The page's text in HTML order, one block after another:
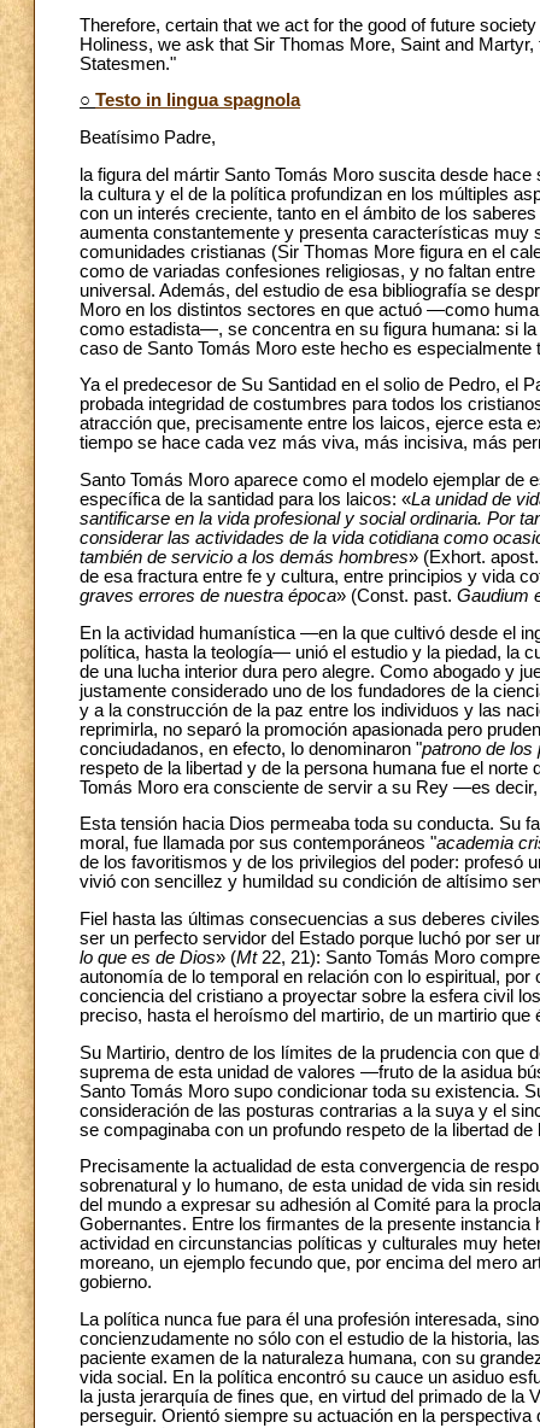
Therefore, certain that we act for the good of future
Holiness, we ask that Sir Thomas More, Saint and
Statesmen."
○ Testo in lingua spagnola
Beatísimo Padre,
la figura del mártir Santo Tomás Moro suscita desde
la cultura y el de la política profundizan en los múltiples
con un interés creciente, tanto en el ámbito de los
aumenta constantemente y presenta características muy
comunidades cristianas (Sir Thomas More figura en el
como de variadas confesiones religiosas, y no faltan
universal. Además, del estudio de esa bibliografía se
Moro en los distintos sectores en que actuó —como
como estadista—, se concentra en su figura humana: si
caso de Santo Tomás Moro este hecho es especialmente
Ya el predecesor de Su Santidad en el solio de Pedro, el
probada integridad de costumbres para todos los
atracción que, precisamente entre los laicos, ejerce esta
tiempo se hace cada vez más viva, más incisiva, más
Santo Tomás Moro aparece como el modelo ejemplar de
específica de la santidad para los laicos: «La unidad de
santificarse en la vida profesional y social ordinaria. Por
considerar las actividades de la vida cotidiana como
también de servicio a los demás hombres» (Exhort.
de esa fractura entre fe y cultura, entre principios y vida
graves errores de nuestra época» (Const. past. Gaudium
En la actividad humanística —en la que cultivó desde el
política, hasta la teología— unió el estudio y la piedad, la
de una lucha interior dura pero alegre. Como abogado y
justamente considerado uno de los fundadores de la
y a la construcción de la paz entre los individuos y las
reprimirla, no separó la promoción apasionada pero
conciudadanos, en efecto, lo denominaron "patrono de los
respeto de la libertad y de la persona humana fue el
Tomás Moro era consciente de servir a su Rey —es
Esta tensión hacia Dios permeaba toda su conducta. Su
moral, fue llamada por sus contemporáneos "academia
de los favoritismos y de los privilegios del poder: profesó
vivió con sencillez y humildad su condición de altísimo
Fiel hasta las últimas consecuencias a sus deberes
ser un perfecto servidor del Estado porque luchó por ser
lo que es de Dios» (Mt22, 21): Santo Tomás Moro
autonomía de lo temporal en relación con lo espiritual,
conciencia del cristiano a proyectar sobre la esfera civil
preciso, hasta el heroísmo del martirio, de un martirio
Su Martirio, dentro de los límites de la prudencia con que
suprema de esta unidad de valores —fruto de la asidua
Santo Tomás Moro supo condicionar toda su existencia.
consideración de las posturas contrarias a la suya y el
se compaginaba con un profundo respeto de la libertad de
Precisamente la actualidad de esta convergencia de
sobrenatural y lo humano, de esta unidad de vida sin
del mundo a expresar su adhesión al Comité para la
Gobernantes. Entre los firmantes de la presente
actividad en circunstancias políticas y culturales muy
moreano, un ejemplo fecundo que, por encima del mero
gobierno.
La política nunca fue para él una profesión interesada,
concienzudamente no sólo con el estudio de la historia,
paciente examen de la naturaleza humana, con su
vida social. En la política encontró su cauce un asiduo
la justa jerarquía de fines que, en virtud del primado de la
perseguir. Orientó siempre su actuación en la